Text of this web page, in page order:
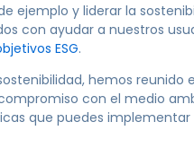
ejemplo y liderar la
con ayudar a nuestros
ESG.
hemos
con el medio
que puedes